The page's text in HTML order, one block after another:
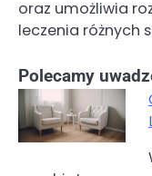
oraz umożliwia
leczenia różnych
Polecamy
Nawigacja